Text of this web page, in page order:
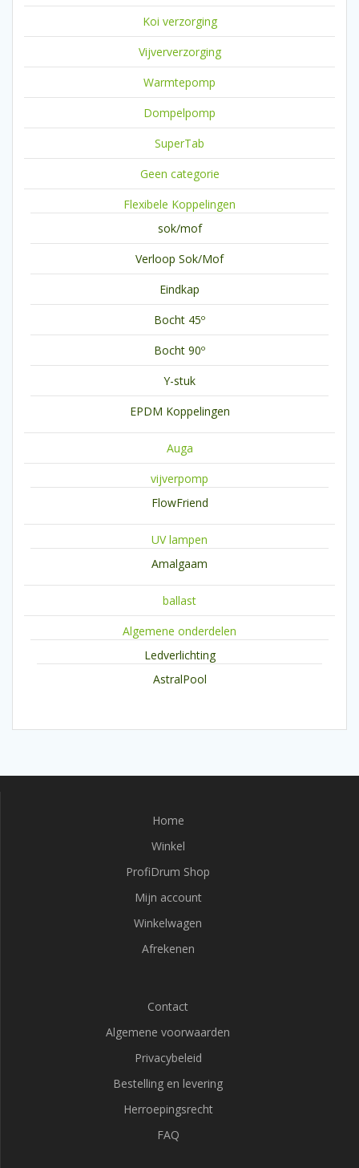
Koi verzorging
Vijververzorging
Warmtepomp
Dompelpomp
SuperTab
Geen categorie
Flexibele Koppelingen
sok/mof
Verloop Sok/Mof
Eindkap
Bocht 45º
Bocht 90º
Y-stuk
EPDM Koppelingen
Auga
vijverpomp
FlowFriend
UV lampen
Amalgaam
ballast
Algemene onderdelen
Ledverlichting
AstralPool
Home
Winkel
ProfiDrum Shop
Mijn account
Winkelwagen
Afrekenen
Contact
Algemene voorwaarden
Privacybeleid
Bestelling en levering
Herroepingsrecht
FAQ